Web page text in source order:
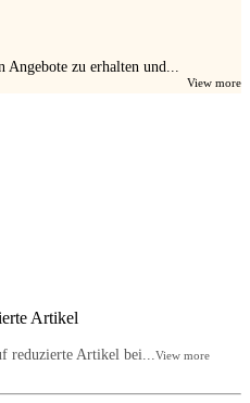
Angebote zu erhalten und...
View more
Artikel
reduzierte Artikel bei...View more